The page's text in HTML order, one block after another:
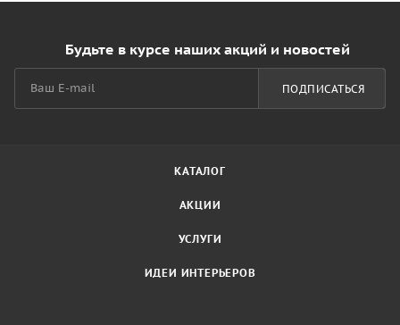
Будьте в курсе наших акций и новостей
ПОДПИСАТЬСЯ
КАТАЛОГ
АКЦИИ
УСЛУГИ
ИДЕИ ИНТЕРЬЕРОВ